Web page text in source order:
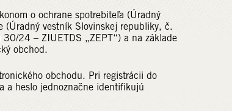
o ochrane spotrebiteľa (Úradný
vestník Slovinskej republiky, č.
24 – ZIUETDS „ZEPT“) a na základe
obchod.
obchodu. Pri registrácii do
a heslo jednoznačne identifikujú